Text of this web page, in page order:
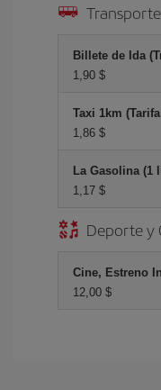
Transporte
Billete de Ida
1,90 $
Taxi 1km
1,86 $
La Gasolina (1
1,17 $
Deporte y
Cine, Estreno
12,00 $